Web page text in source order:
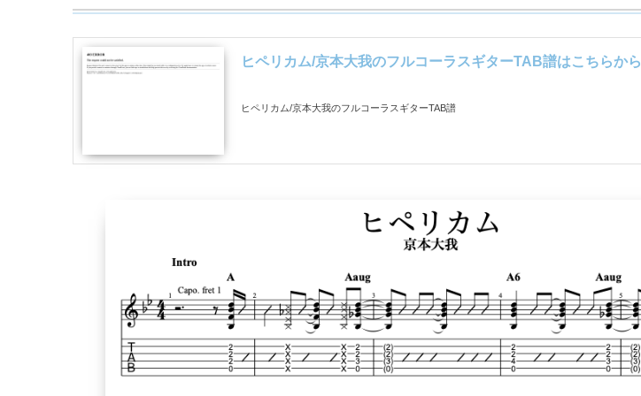
ヒペリカム/京本大我のフルコーラスギターTAB譜はこちらから
ヒペリカム/京本大我のフルコーラスギターTAB譜